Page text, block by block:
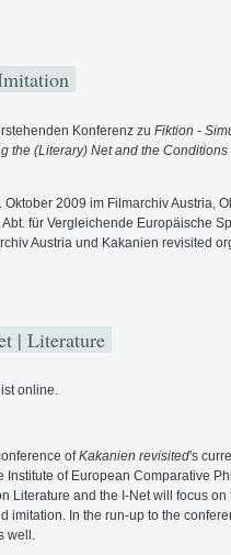
Konferenz zu Fiktion -
the (Literary) Net and the
2009 im Filmarchiv Austria,
für Vergleichende Europäische
Austria und Kakanien revisited
| Literature
online.
ofKakanien revisited's
Institute of European Comparative
Literature and the I-Net will focus on
imitation. In the run-up to the
well.